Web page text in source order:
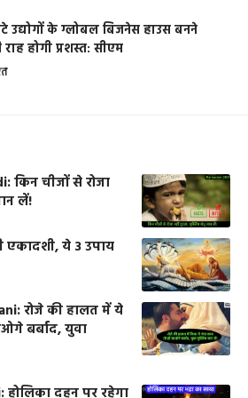
उद्योगों के ग्लोबल बिजनेस हाउस बनने
राह होगी प्रशस्त: सीएम
किन चीजों से रोजा
लें!
एकादशी, ये 3 उपाय
रोजे की हालत में ये
बर्बाद, युवा
दहन पर रहेगा